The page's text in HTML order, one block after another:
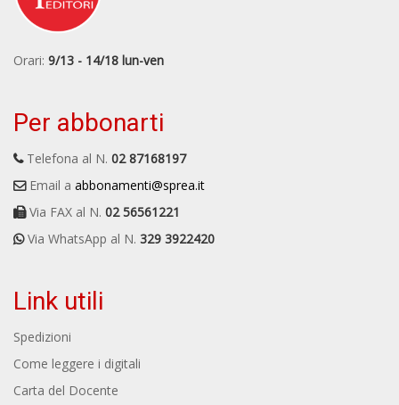
Orari: 9/13 - 14/18 lun-ven
Per abbonarti
Telefona al N. 02 87168197
Email a abbonamenti@sprea.it
Via FAX al N. 02 56561221
Via WhatsApp al N. 329 3922420
Link utili
Spedizioni
Come leggere i digitali
Carta del Docente